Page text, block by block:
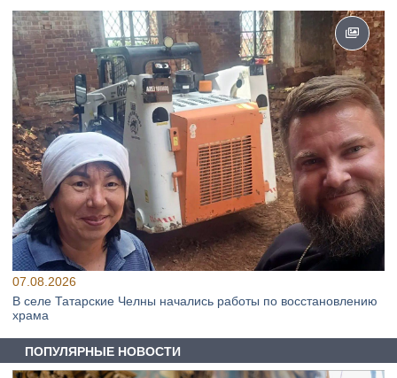
07.08.2026
В селе Татарские Челны начались работы по восстановлению
храма
ПОПУЛЯРНЫЕ НОВОСТИ